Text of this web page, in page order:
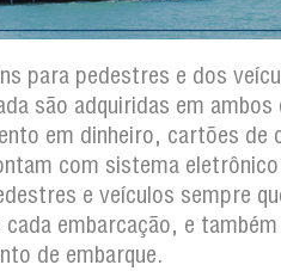
para pedestres e dos
são adquiridas em ambos
em dinheiro, cartões de
com sistema
e veículos sempre
embarcação, e
de embarque.